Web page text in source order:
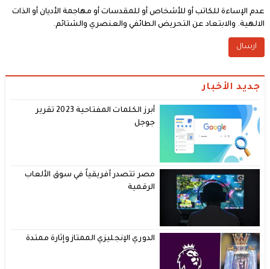
عدم الإساءة للكاتب أو للأشخاص أو للمقدسات أو مهاجمة الأديان أو الذات
الالهية. والابتعاد عن التحريض الطائفي والعنصري والشتائم.
جديد الأخبار
أبرز الكلمات المفتاحية 2023 تقرير
جوجل
مصر تتصدر أفريقياً في سوق الألعاب
الرقمية
الدوري الإنجليزي الممتاز وإثارة ممتدة